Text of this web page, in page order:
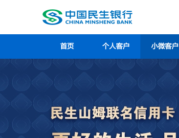
首页 个人客户 小微客户